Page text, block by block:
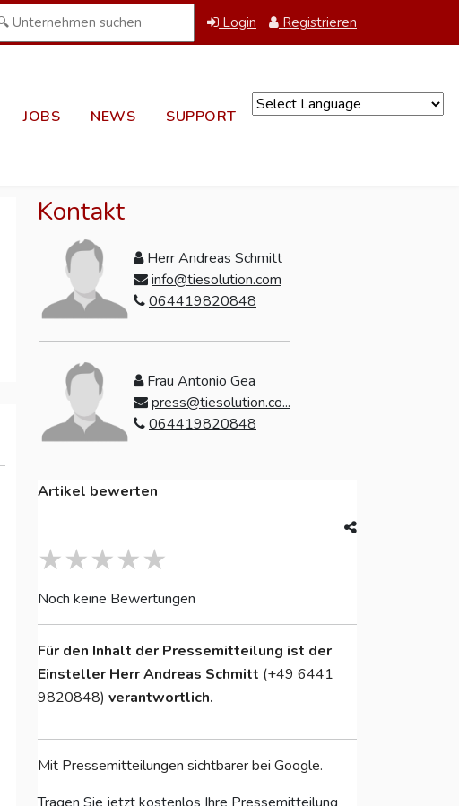
Login Registrieren
JOBS NEWS SUPPORT
Kontakt
Herr Andreas Schmitt
info@tiesolution.com
064419820848
Frau Antonio Gea
press@tiesolution.co...
064419820848
Artikel bewerten
Noch keine Bewertungen
Für den Inhalt der Pressemitteilung ist der
Einsteller Herr Andreas Schmitt (+49 6441
9820848) verantwortlich.
Mit Pressemitteilungen sichtbarer bei Google.